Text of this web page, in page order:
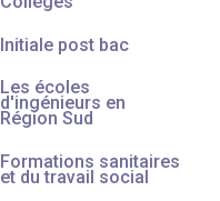
Initiale post bac
Les écoles
d'ingénieurs en
Région Sud
Formations sanitaires
et du travail social